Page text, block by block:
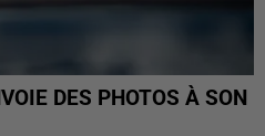
DES PHOTOS À SON